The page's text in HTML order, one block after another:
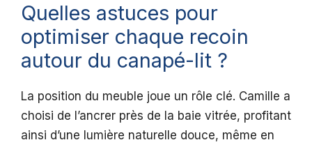
Quelles astuces pour
optimiser chaque recoin
autour du canapé-lit ?
La position du meuble joue un rôle clé. Camille a
choisi de l’ancrer près de la baie vitrée, profitant
ainsi d’une lumière naturelle douce, même en